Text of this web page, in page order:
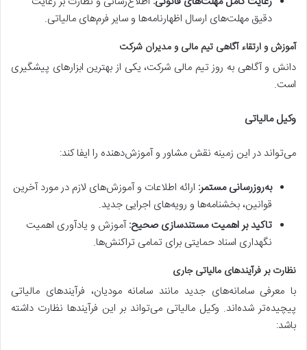
دقیق مهلت‌های ارسال اظهارنامه‌ها و سایر فرم‌های مالیاتی.
آموزش و ارتقاء آگاهی تیم مالی و مدیران شرکت
دانش و آگاهی به روز تیم مالی شرکت، یکی از بهترین ابزارهای پیشگیری
است.
وکیل مالیاتی
می‌تواند در این زمینه نقش مشاور و آموزش‌دهنده را ایفا کند:
به‌روزرسانی مستمر: ارائه اطلاعات و آموزش‌های لازم در مورد آخرین
قوانین، بخشنامه‌ها و رویه‌های اجرایی جدید.
تاکید بر اهمیت مستندسازی صحیح:آموزش و یادآوری اهمیت
نگهداری اسناد حمایتی برای تمامی تراکنش‌ها.
نظارت بر فرآیندهای مالیاتی جاری
با معرفی سامانه‌های جدید مانند سامانه مودیان، فرآیندهای مالیاتی
پیچیده‌تر شده‌اند. وکیل مالیاتی می‌تواند بر این فرآیندها نظارت داشته
باشد: